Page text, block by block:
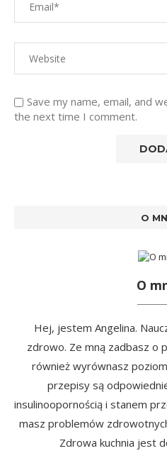
Save my name, email, and
the next time I comment.
O
O
Hej, jestem Angelina.
zdrowo. Ze mną zadbasz o
również wyrównasz
przepisy są
insulinoopornością i stanem
masz problemów
Zdrowa kuchnia jest